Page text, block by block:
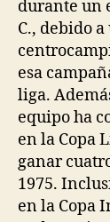
durante un
C., debido
esa
liga.
equipo ha
en la Copa
ganar
1975.
en la Copa